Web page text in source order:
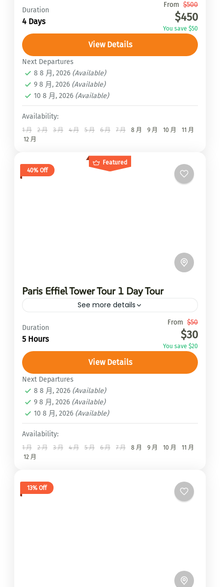
Travel is the movement of...
安納普娜大環線ACT 梅樂峰Mera peak,馬納斯
2 People
Duration
4 Days
From $500
$450
You save $50
View Details
Next Departures
8 8 月, 2026 (Available)
9 8 月, 2026 (Available)
10 8 月, 2026 (Available)
Availability:
1 月 2 月 3 月 4 月 5 月 6 月 7 月 8 月 9 月 10 月
11 月
12 月
Featured
40% Off
Paris Effiel Tower Tour 1 Day Tour
See more details
Travel is the movement of...
安納普娜大環線ACT 安納普娜路線ABC,馬納斯
1 Person
Duration
5 Hours
From $50
$30
You save $20
View Details
Next Departures
8 8 月, 2026 (Available)
9 8 月, 2026 (Available)
10 8 月, 2026 (Available)
Availability:
1 月 2 月 3 月 4 月 5 月 6 月 7 月 8 月 9 月 10 月
11 月
12 月
13% Off